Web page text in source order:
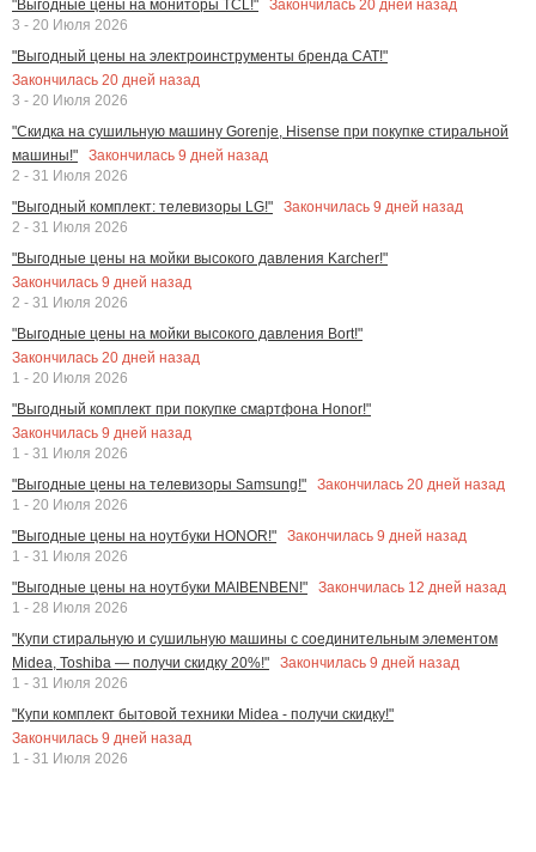
"Выгодные цены на мониторы TCL!"
Закончилась 20 дней назад
3 - 20 Июля 2026
"Выгодный цены на электроинструменты бренда CAT!"
Закончилась 20 дней назад
3 - 20 Июля 2026
"Скидка на сушильную машину Gorenje, Hisense при покупке стиральной
машины!"
Закончилась 9 дней назад
2 - 31 Июля 2026
"Выгодный комплект: телевизоры LG!"
Закончилась 9 дней назад
2 - 31 Июля 2026
"Выгодные цены на мойки высокого давления Karcher!"
Закончилась 9 дней назад
2 - 31 Июля 2026
"Выгодные цены на мойки высокого давления Bort!"
Закончилась 20 дней назад
1 - 20 Июля 2026
"Выгодный комплект при покупке смартфона Honor!"
Закончилась 9 дней назад
1 - 31 Июля 2026
"Выгодные цены на телевизоры Samsung!"
Закончилась 20 дней назад
1 - 20 Июля 2026
"Выгодные цены на ноутбуки HONOR!"
Закончилась 9 дней назад
1 - 31 Июля 2026
"Выгодные цены на ноутбуки MAIBENBEN!"
Закончилась 12 дней назад
1 - 28 Июля 2026
"Купи стиральную и сушильную машины с соединительным элементом
Midea, Toshiba — получи скидку 20%!"
Закончилась 9 дней назад
1 - 31 Июля 2026
"Купи комплект бытовой техники Midea - получи скидку!"
Закончилась 9 дней назад
1 - 31 Июля 2026